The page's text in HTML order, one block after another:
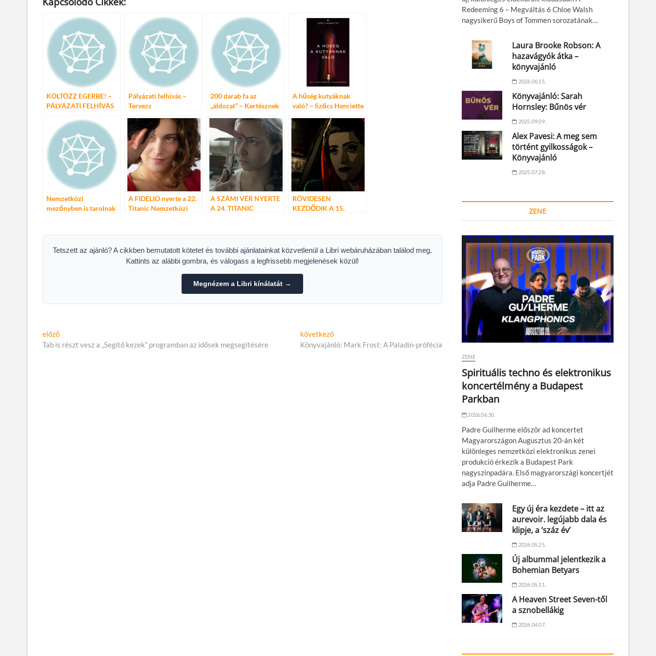
e
b
o
o
k
itt
er
ail m
es m
e
g
KÖLTÖZZ EGERBE! –
PÁLYÁZATI FELHÍVÁS
Pályázati felhívás –
Tervezz
200 darab fa az
„áldozat” – Kertésznek
Való Gábor
A hűség kutyáknak
való? – Szőcs Henriette
Nemzetközi
mezőnyben is tarolnak
A FIDELIO nyerte a 22.
Titanic Nemzetközi
A SZÁMI VÉR NYERTE
A 24. TITANIC
RÖVIDESEN
KEZDŐDIK A 15.
ANIMÁCIÓS
FILMFESZTIVÁL
Tetszett az ajánló? A cikkben bemutatott kötetet és további ajánlatainkat közvetlenül a Libri webáruházában találod meg.
Kattints az alábbi gombra, és válogass a legfrissebb megjelenések közül!
Megnézem a Libri kínálatát →
Bejegyzés
navigáció
előzőElőző
cikk:
Tab is részt vesz a „Segítő kezek” programban az idősek megsegítésére
következőKövetkező
cikk:
Könyvajánló: Mark Frost: A Paladin-prófécia
Redeeming 6 – Megváltás 6 Chloe Walsh
nagysikerű Boys of Tommen sorozatának…
Laura Brooke Robson: A
hazavágyók átka –
könyvajánló
2026.06.15.
Könyvajánló: Sarah
Hornsley: Bűnös vér
2025.09.09.
Alex Pavesi: A meg sem
történt gyilkosságok –
Könyvajánló
2025.07.28.
ZENE
ZENE
Spirituális techno és elektronikus
koncertélmény a Budapest
Parkban
2026.06.30.
Padre Guilherme először ad koncertet
Magyarországon Augusztus 20-án két
különleges nemzetközi elektronikus zenei
produkció érkezik a Budapest Park
nagyszínpadára. Első magyarországi koncertjét
adja Padre Guilherme…
Egy új éra kezdete – itt az
aurevoir. legújabb dala és
klipje, a ‘száz év’
2026.05.25.
Új albummal jelentkezik a
Bohemian Betyars
2026.05.11.
A Heaven Street Seven-től
a sznobellákig
2026.04.07.